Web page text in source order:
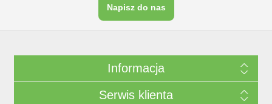
Napisz do nas
Informacja
Serwis klienta